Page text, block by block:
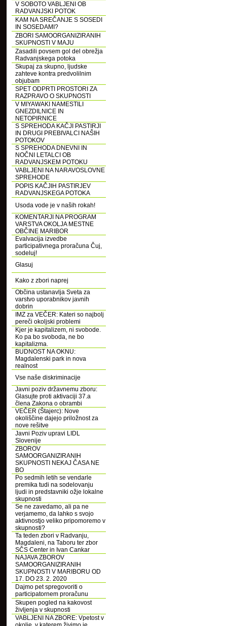
V SOBOTO VABLJENI OB
RADVANJSKI POTOK
KAM NA SREČANJE S SOSEDI
IN SOSEDAMI?
ZBORI SAMOORGANIZIRANIH
SKUPNOSTI V MAJU
Zasadili povsem gol del obrežja
Radvanjskega potoka
Skupaj za skupno, ljudske
zahteve kontra predvolilnim
objubam
SPET ODPRTI PROSTORI ZA
RAZPRAVO O SKUPNOSTI
V MIYAWAKI NAMESTILI
GNEZDILNICE IN
NETOPIRNICE
S SPREHODA KAČJI PASTIRJI
IN DRUGI PREBIVALCI NAŠIH
POTOKOV
S SPREHODA DNEVNI IN
NOČNI LETALCI OB
RADVANJSKEM POTOKU
VABLJENI NA NARAVOSLOVNE
SPREHODE
POPIS KAČJIH PASTIRJEV
RADVANJSKEGA POTOKA
Usoda vode je v naših rokah!
KOMENTARJI NA PROGRAM
VARSTVA OKOLJA MESTNE
OBČINE MARIBOR
Evalvacija izvedbe
participativnega proračuna Čuj,
sodeluj!
Glasuj
Kako z zbori naprej
Občina ustanavlja Sveta za
varstvo uporabnikov javnih
dobrin
IMZ za VEČER: Kateri so najbolj
pereči okoljski problemi
Kjer je kapitalizem, ni svobode.
Ko pa bo svoboda, ne bo
kapitalizma.
BUDNOST NA OKNU:
Magdalenski park in nova
realnost
Vse naše diskriminacije
Javni poziv državnemu zboru:
Glasujte proti aktivaciji 37.a
člena Zakona o obrambi
VEČER (Štajerc): Nove
okoliščine dajejo priložnost za
nove rešitve
Javni Poziv upravi LIDL
Slovenije
ZBOROV
SAMOORGANIZIRANIH
SKUPNOSTI NEKAJ ČASA NE
BO
Po sedmih letih se vendarle
premika tudi na sodelovanju
ljudi in predstavniki ožje lokalne
skupnosti
Se ne zavedamo, ali pa ne
verjamemo, da lahko s svojo
aktivnostjo veliko pripomoremo v
skupnosti?
Ta teden zbori v Radvanju,
Magdaleni, na Taboru ter zbor
SČS Center in Ivan Cankar
NAJAVA ZBOROV
SAMOORGANIZIRANIH
SKUPNOSTI V MARIBORU OD
17. DO 23. 2. 2020
Dajmo pet spregovoriti o
participatornem proračunu
Skupen pogled na kakovost
življenja v skupnosti
VABLJENI NA ZBORE: Vpetost v